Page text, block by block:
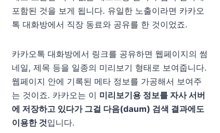
포함된 것을 보게 됩니다. 유일한 노출이라면 카카오
톡 대화방에서 직장 동료와 공유를 한 것이었죠.
카카오톡 대화방에서 링크를 공유하면 웹페이지의 썸
네일, 제목 등을 일종의 미리보기 형태로 보여줍니다.
웹페이지 안에 기록된 메타 정보를 가공해서 보여주
는 것이죠. 카카오는 이 미리보기용 정보를 자사 서버
에 저장하고 있다가 그걸 다음(daum) 검색 결과에도
이용한 것입니다.